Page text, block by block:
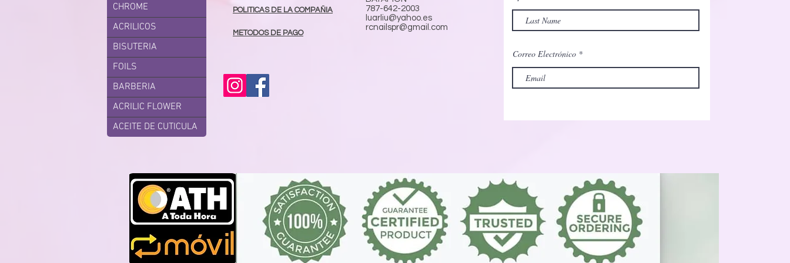
CHROME
ACRILICOS
BISUTERIA
FOILS
BARBERIA
ACRILIC FLOWER
ACEITE DE CUTICULA
POLITICAS DE LA COMPAÑIA
METODOS DE PAGO
787-642-2003
luarliu@yahoo.es
rcnailspr@gmail.com
Correo Electrónico